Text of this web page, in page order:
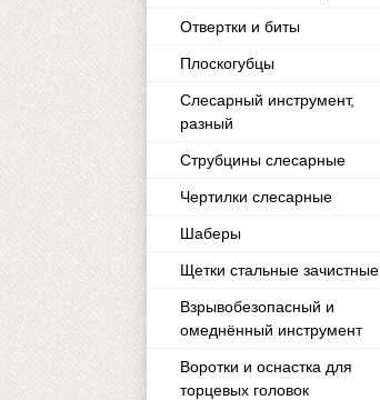
Отвертки и биты
Плоскогубцы
Слесарный инструмент,
разный
Струбцины слесарные
Чертилки слесарные
Шаберы
Щетки стальные зачистные
Взрывобезопасный и
омеднённый инструмент
Воротки и оснаcтка для
торцевых головок